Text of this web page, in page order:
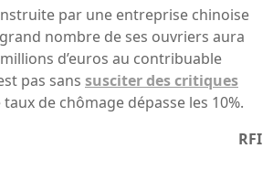
par une entreprise chinoise
nombre de ses ouvriers aura
d’euros au contribuable
pas sans susciter des critiques
de chômage dépasse les 10%.
RFI